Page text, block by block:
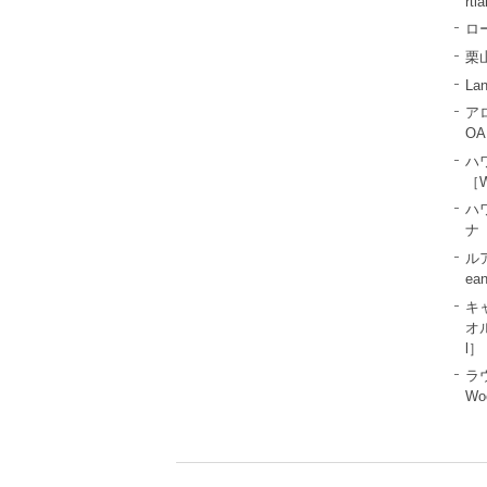
ロ
栗
ア
ハ
ハ
ナ
ル
キ
オ
l］
ラ